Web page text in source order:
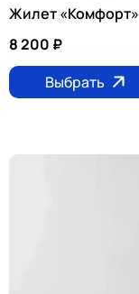
Жилет «Комфорт»
8 200 ₽
Выбрать